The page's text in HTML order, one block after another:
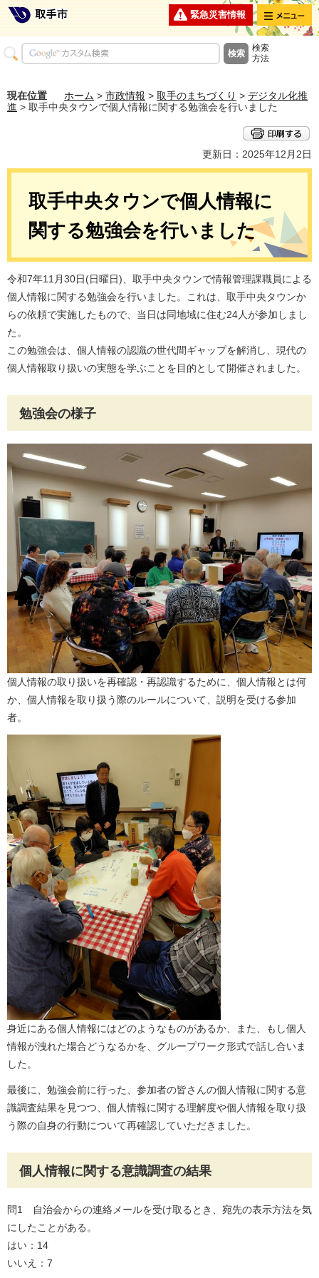
緊急災害情報 メニュー
検索
方法
現在位置 ホーム > 市政情報 > 取手のまちづくり > デジタル化推
進 > 取手中央タウンで個人情報に関する勉強会を行いました
更新日：2025年12月2日
取手中央タウンで個人情報に
関する勉強会を行いました
令和7年11月30日(日曜日)、取手中央タウンで情報管理課職員による
個人情報に関する勉強会を行いました。これは、取手中央タウンか
らの依頼で実施したもので、当日は同地域に住む24人が参加しまし
た。
この勉強会は、個人情報の認識の世代間ギャップを解消し、現代の
個人情報取り扱いの実態を学ぶことを目的として開催されました。
勉強会の様子
個人情報の取り扱いを再確認・再認識するために、個人情報とは何
か、個人情報を取り扱う際のルールについて、説明を受ける参加
者。
身近にある個人情報にはどのようなものがあるか、また、もし個人
情報が洩れた場合どうなるかを、グループワーク形式で話し合いま
した。
最後に、勉強会前に行った、参加者の皆さんの個人情報に関する意
識調査結果を見つつ、個人情報に関する理解度や個人情報を取り扱
う際の自身の行動について再確認していただきました。
個人情報に関する意識調査の結果
問1 自治会からの連絡メールを受け取るとき、宛先の表示方法を気
にしたことがある。
はい：14
いいえ：7